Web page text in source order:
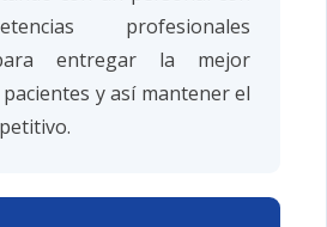
profesionales
entregar la mejor
y así mantener el